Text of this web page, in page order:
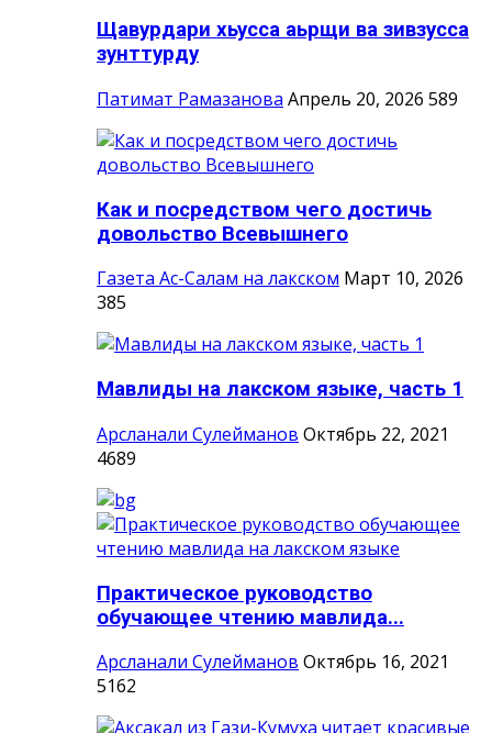
Щавурдари хьусса аьрщи ва зивзусса
зунттурду
Патимат Рамазанова Апрель 20, 2026 589
Как и посредством чего достичь
довольство Всевышнего
Газета Ас-Салам на лакском Март 10, 2026
385
Мавлиды на лакском языке, часть 1
Арсланали Сулейманов Октябрь 22, 2021
4689
Практическое руководство
обучающее чтению мавлида...
Арсланали Сулейманов Октябрь 16, 2021
5162